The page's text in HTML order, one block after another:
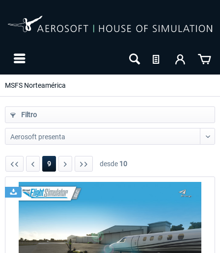
MSFS Norteamérica
Filtro
9 desde 10